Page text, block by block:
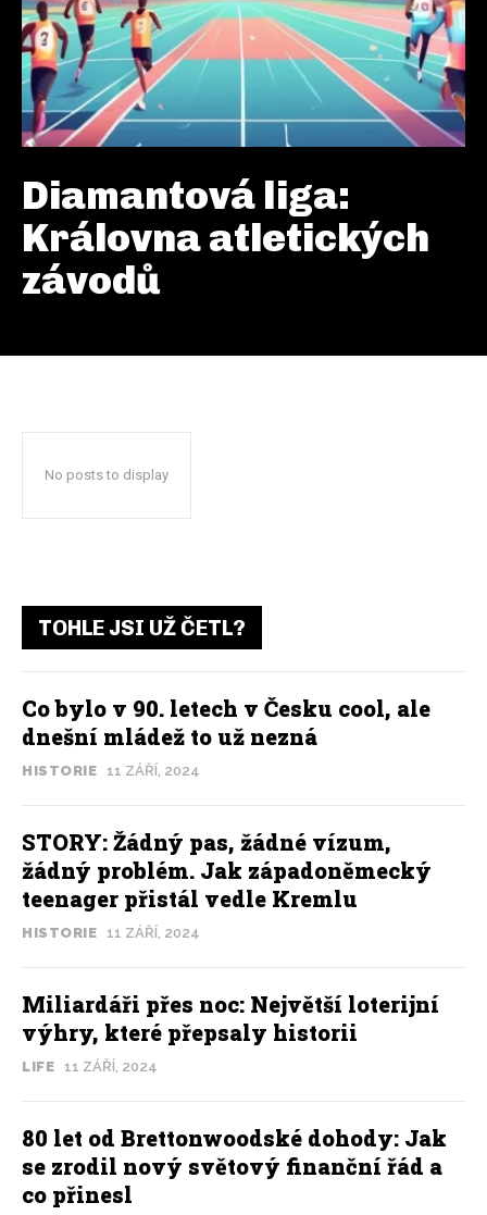
Diamantová liga:
Královna atletických
závodů
No posts to display
TOHLE JSI UŽ ČETL?
Co bylo v 90. letech v Česku cool, ale
dnešní mládež to už nezná
HISTORIE 11 ZÁŘÍ, 2024
STORY: Žádný pas, žádné vízum,
žádný problém. Jak západoněmecký
teenager přistál vedle Kremlu
HISTORIE 11 ZÁŘÍ, 2024
Miliardáři přes noc: Největší loterijní
výhry, které přepsaly historii
LIFE 11 ZÁŘÍ, 2024
80 let od Brettonwoodské dohody: Jak
se zrodil nový světový finanční řád a
co přinesl